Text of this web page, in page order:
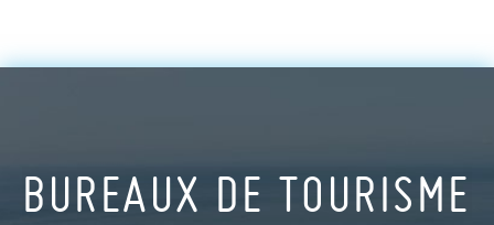
BUREAUX DE TOURISME